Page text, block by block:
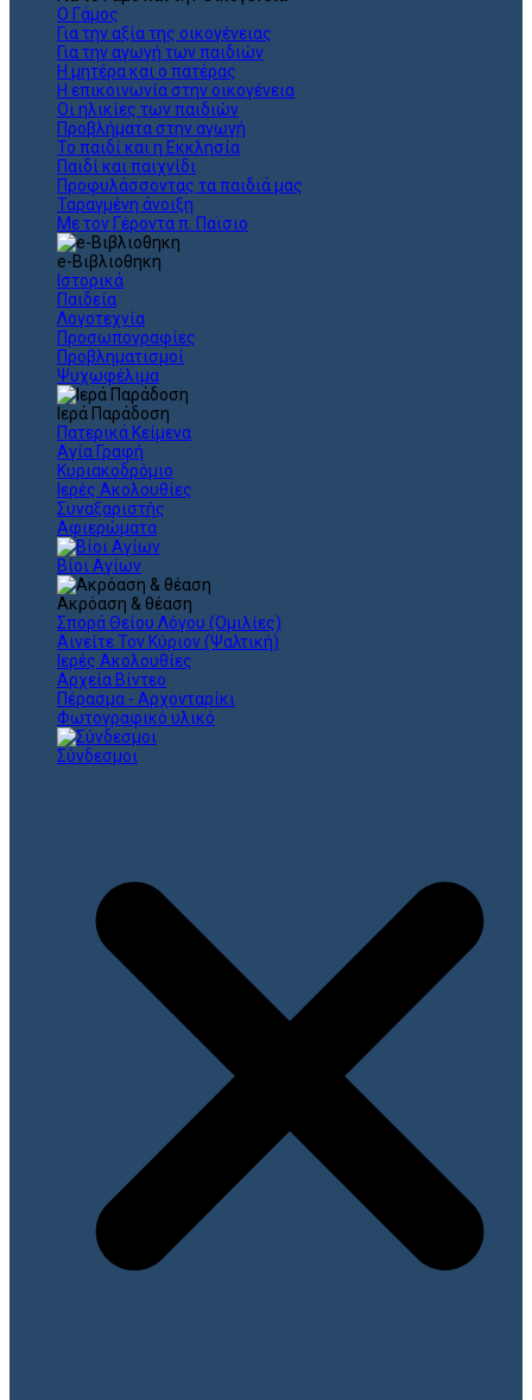
Ο Γάμος
Για την αξία της οικογένειας
Για την αγωγή των παιδιών
Η μητέρα και ο πατέρας
Η επικοινωνία στην οικογένεια
Οι ηλικίες των παιδιών
Προβλήματα στην αγωγή
Το παιδί και η Εκκλησία
Παιδί και παιχνίδι
Προφυλάσσοντας τα παιδιά μας
Ταραγμένη άνοιξη
Με τον Γέροντα π. Παϊσιο
e-Βιβλιοθηκη
Ιστορικά
Παιδεία
Λογοτεχνία
Προσωπογραφίες
Προβληματισμοί
Ψυχωφέλιμα
Ιερά Παράδοση
Πατερικά Κείμενα
Αγία Γραφή
Κυριακοδρόμιο
Ιερές Ακολουθίες
Συναξαριστής
Αφιερώματα
Βίοι Αγίων
Ακρόαση & θέαση
Σπορά Θείου Λόγου (Ομιλίες)
Αινείτε Τον Κύριον (Ψαλτική)
Ιερές Ακολουθίες
Αρχεία Βίντεο
Πέρασμα - Αρχονταρίκι
Φωτογραφικό υλικό
Σύνδεσμοι